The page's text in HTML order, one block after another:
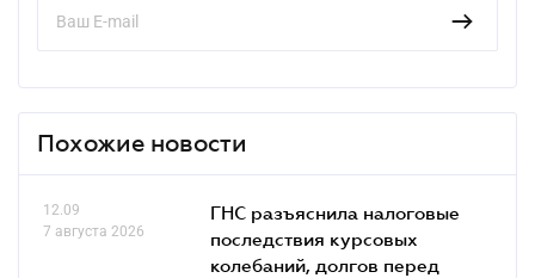
Похожие новости
12.09
7 августа 2026
ГНС разъяснила налоговые
последствия курсовых
колебаний, долгов перед